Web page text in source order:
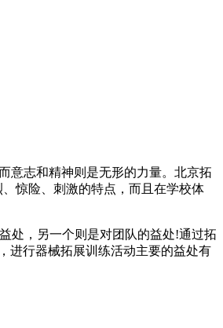
意志和精神则是无形的力量。北京拓
惊险、刺激的特点，而且在学校体
处，另一个则是对团队的益处!通过拓
进行器械拓展训练活动主要的益处有